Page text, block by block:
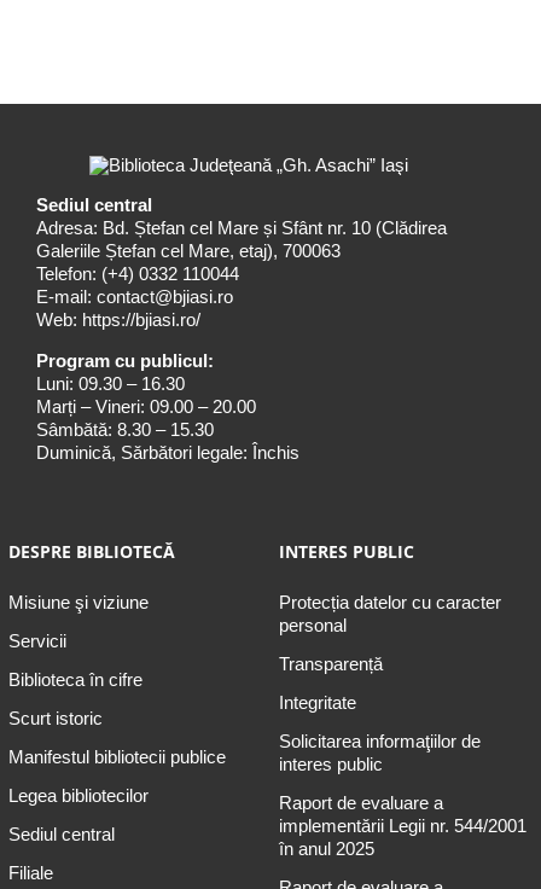
Sediul central
Adresa: Bd. Ștefan cel Mare și Sfânt nr. 10 (Clădirea
Galeriile Ștefan cel Mare, etaj), 700063
Telefon: (+4) 0332 110044
E-mail: contact@bjiasi.ro
Web: https://bjiasi.ro/
Program cu publicul:
Luni: 09.30 – 16.30
Marți – Vineri: 09.00 – 20.00
Sâmbătă: 8.30 – 15.30
Duminică, Sărbători legale: Închis
DESPRE BIBLIOTECĂ
Misiune şi viziune
Servicii
Biblioteca în cifre
Scurt istoric
Manifestul bibliotecii publice
Legea bibliotecilor
Sediul central
Filiale
INTERES PUBLIC
Protecția datelor cu caracter
personal
Transparență
Integritate
Solicitarea informaţiilor de
interes public
Raport de evaluare a
implementării Legii nr. 544/2001
în anul 2025